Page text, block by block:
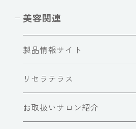
美容関連
製品情報サイト
リセラテラス
お取扱いサロン紹介